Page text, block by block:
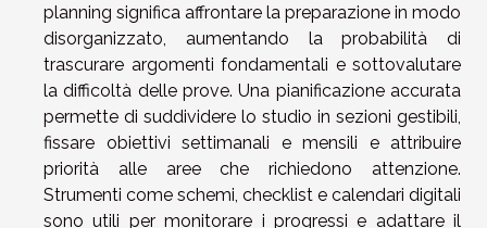
planning significa affrontare la preparazione in modo
disorganizzato, aumentando la probabilità di
trascurare argomenti fondamentali e sottovalutare
la difficoltà delle prove. Una pianificazione accurata
permette di suddividere lo studio in sezioni gestibili,
fissare obiettivi settimanali e mensili e attribuire
priorità alle aree che richiedono attenzione.
Strumenti come schemi, checklist e calendari digitali
sono utili per monitorare i progressi e adattare il